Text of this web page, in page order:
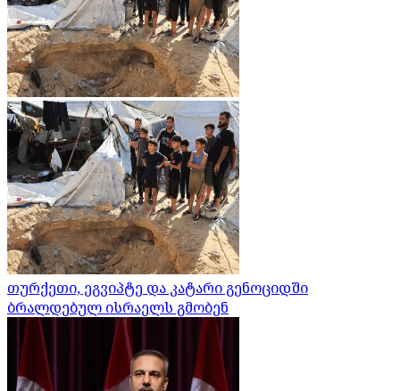
თურქეთი, ეგვიპტე და კატარი გენოციდში
ბრალდებულ ისრაელს გმობენ